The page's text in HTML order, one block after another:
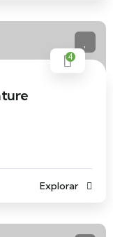
4
Explorar